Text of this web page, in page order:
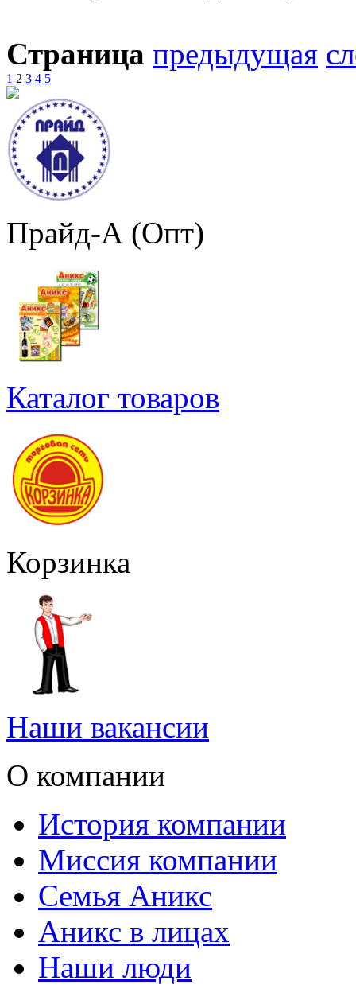
Страница предыдущая
1 2 3 4 5
Прайд-А (Опт)
Каталог товаров
Корзинка
Наши вакансии
О компании
История компании
Миссия компании
Семья Аникс
Аникс в лицах
Наши люди